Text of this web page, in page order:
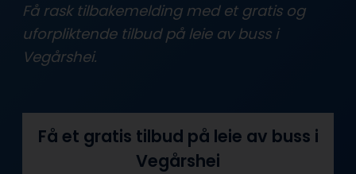
Få rask tilbakemelding med et gratis og
uforpliktende tilbud på leie av buss i
Vegårshei.
Få et gratis tilbud på leie av buss i
Vegårshei